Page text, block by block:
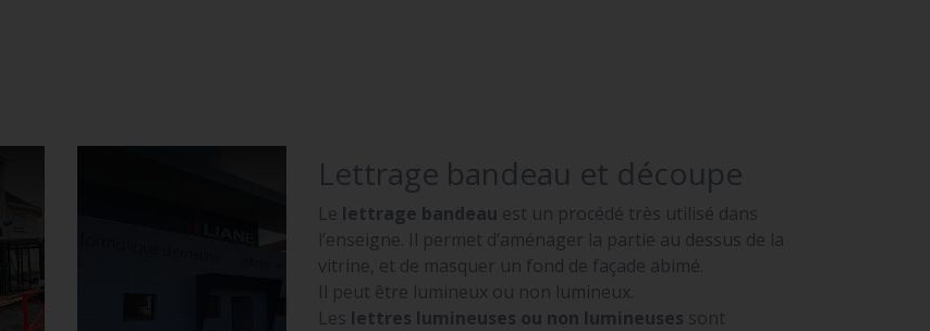
Lettrage bandeau et découpe
Le lettrage bandeau est un procédé très utilisé dans
l’enseigne. Il permet d’aménager la partie au dessus de la
vitrine, et de masquer un fond de façade abimé.
Il peut être lumineux ou non lumineux.
Les lettres lumineuses ou non lumineuses sont